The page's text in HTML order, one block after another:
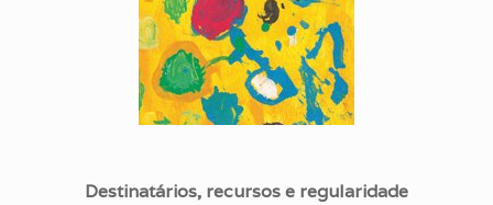
Destinatários, recursos e regularidade